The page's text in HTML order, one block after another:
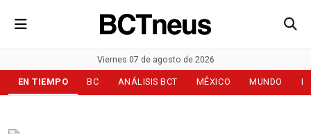
Viernes 07 de agosto de 2026
EN TIEMPO BC ANÁLISIS BCT MÉXICO MUNDO